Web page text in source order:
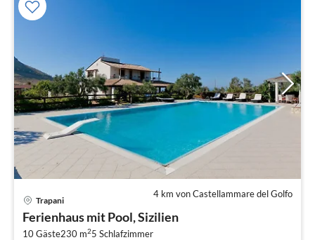
4 km von Castellammare del Golfo
Trapani
Ferienhaus mit Pool, Sizilien
10 Gäste230 m25 Schlafzimmer